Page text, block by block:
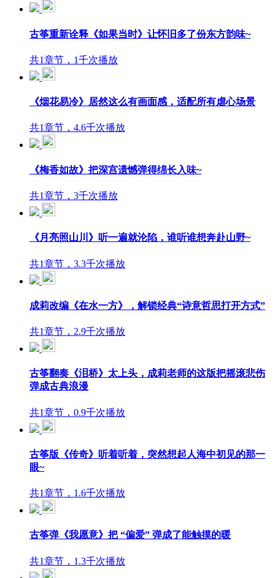
古筝重新诠释《如果当时》让怀旧多了份东方韵味~
共1章节，1千次播放
《烟花易冷》居然这么有画面感，适配所有虐心场景
共1章节，4.6千次播放
《梅香如故》把深宫遗憾弹得绵长入味~
共1章节，3千次播放
《月亮照山川》听一遍就沦陷，谁听谁想奔赴山野~
共1章节，3.3千次播放
成莉改编《在水一方》，解锁经典“诗意哲思打开方式”
共1章节，2.9千次播放
古筝翻奏《泪桥》太上头，成莉老师的这版把摇滚悲伤
弹成古典浪漫
共1章节，0.9千次播放
古筝版《传奇》听着听着，突然想起人海中初见的那一
眼~
共1章节，1.6千次播放
古筝弹《我愿意》把 “偏爱” 弹成了能触摸的暖
共1章节，1.3千次播放